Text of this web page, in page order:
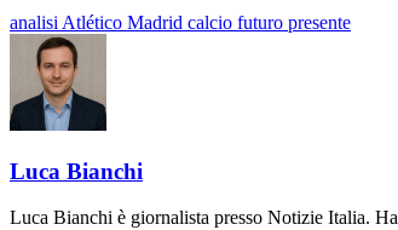
analisi Atlético Madrid calcio futuro presente
Luca Bianchi
Luca Bianchi è giornalista presso Notizie Italia.